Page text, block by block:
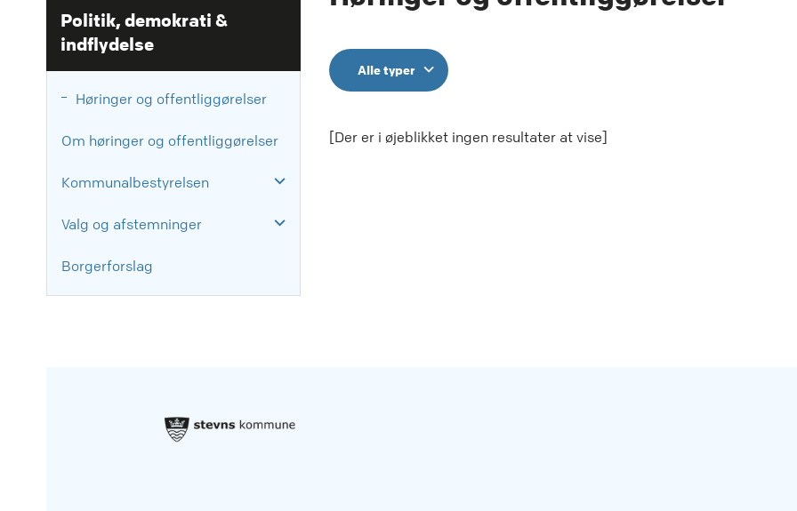
Politik, demokrati &
indflydelse
Høringer og offentliggørelser
Om høringer og offentliggørelser
Kommunalbestyrelsen
Valg og afstemninger
Borgerforslag
Alle typer
[Der er i øjeblikket ingen resultater at vise]